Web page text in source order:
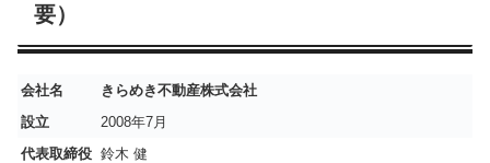
要）
会社名
きらめき不動産株式会社
設立
2008年7月
代表取締役 鈴木 健